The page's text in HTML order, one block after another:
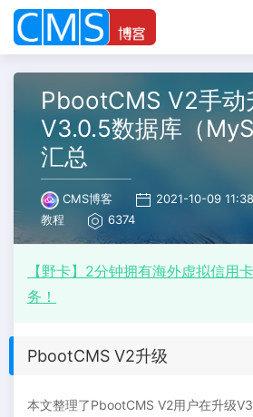
PbootCMS V2手动
V3.0.5数据库（
汇总
CMS博客 2021-10-09 11:38
教程
6374
【野卡】2分钟拥有海外虚拟信用
务！
PbootCMS V2升级
本文整理了PbootCMS V2用户在升级